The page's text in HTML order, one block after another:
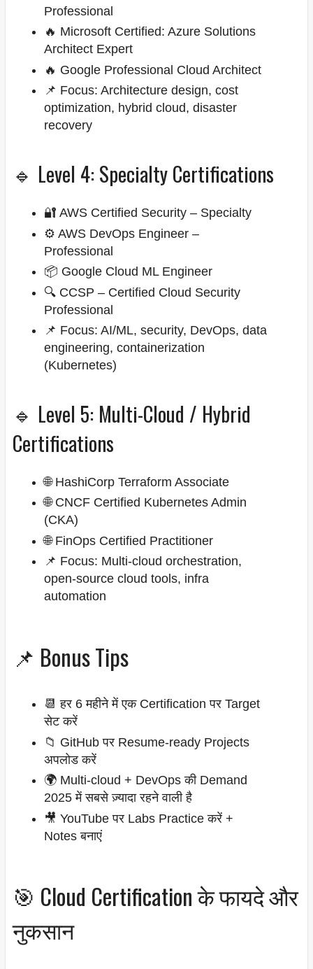
Professional
🔥 Microsoft Certified: Azure Solutions
Architect Expert
🔥 Google Professional Cloud Architect
📌 Focus: Architecture design, cost
optimization, hybrid cloud, disaster
recovery
🔹 Level 4: Specialty Certifications
🔐 AWS Certified Security – Specialty
⚙️ AWS DevOps Engineer –
Professional
📦 Google Cloud ML Engineer
🔍 CCSP – Certified Cloud Security
Professional
📌 Focus: AI/ML, security, DevOps, data
engineering, containerization
(Kubernetes)
🔹 Level 5: Multi-Cloud / Hybrid
Certifications
🌐 HashiCorp Terraform Associate
🌐 CNCF Certified Kubernetes Admin
(CKA)
🌐 FinOps Certified Practitioner
📌 Focus: Multi-cloud orchestration,
open-source cloud tools, infra
automation
📌 Bonus Tips
📆 हर 6 महीने में एक Certification पर Target
सेट करें
📁 GitHub पर Resume-ready Projects
अपलोड करें
🌍 Multi-cloud + DevOps की Demand
2025 में सबसे ज़्यादा रहने वाली है
🎥 YouTube पर Labs Practice करें +
Notes बनाएं
🎯 Cloud Certification के फायदे और
नुकसान